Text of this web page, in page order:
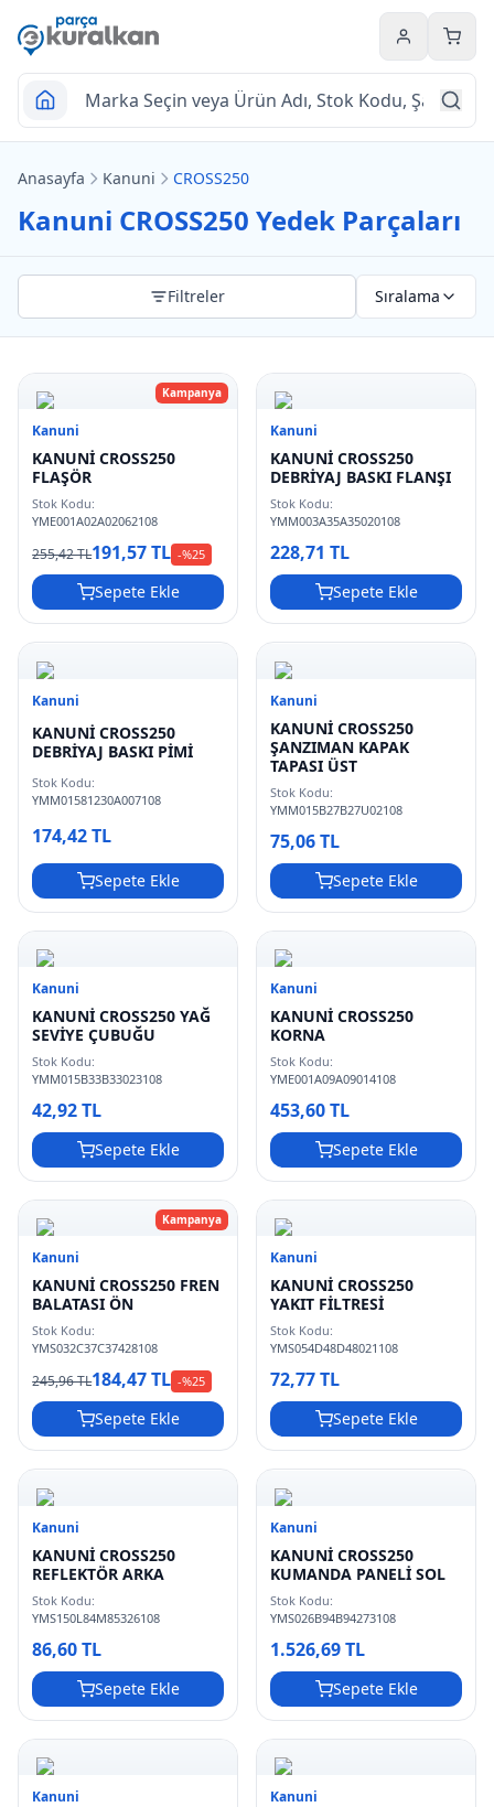
Hesabım
Anasayfa Kanuni CROSS250
Kanuni CROSS250 Yedek Parçaları
Filtreler Sıralama
Kampanya
Kanuni
KANUNİ CROSS250
FLAŞÖR
Stok Kodu:
YME001A02A02062108
255,42 TL191,57 TL -%25
Sepete Ekle
Kanuni
KANUNİ CROSS250
DEBRİYAJ BASKI FLANŞI
Stok Kodu:
YMM003A35A35020108
228,71 TL
Sepete Ekle
Kanuni
KANUNİ CROSS250
DEBRİYAJ BASKI PİMİ
Stok Kodu:
YMM01581230A007108
174,42 TL
Sepete Ekle
Kanuni
KANUNİ CROSS250
ŞANZIMAN KAPAK
TAPASI ÜST
Stok Kodu:
YMM015B27B27U02108
75,06 TL
Sepete Ekle
Kanuni
KANUNİ CROSS250 YAĞ
SEVİYE ÇUBUĞU
Stok Kodu:
YMM015B33B33023108
42,92 TL
Sepete Ekle
Kanuni
KANUNİ CROSS250
KORNA
Stok Kodu:
YME001A09A09014108
453,60 TL
Sepete Ekle
Kampanya
Kanuni
KANUNİ CROSS250 FREN
BALATASI ÖN
Stok Kodu:
YMS032C37C37428108
245,96 TL184,47 TL -%25
Sepete Ekle
Kanuni
KANUNİ CROSS250
YAKIT FİLTRESİ
Stok Kodu:
YMS054D48D48021108
72,77 TL
Sepete Ekle
Kanuni
KANUNİ CROSS250
REFLEKTÖR ARKA
Stok Kodu:
YMS150L84M85326108
86,60 TL
Sepete Ekle
Kanuni
KANUNİ CROSS250
KUMANDA PANELİ SOL
Stok Kodu:
YMS026B94B94273108
1.526,69 TL
Sepete Ekle
Kanuni Kanuni